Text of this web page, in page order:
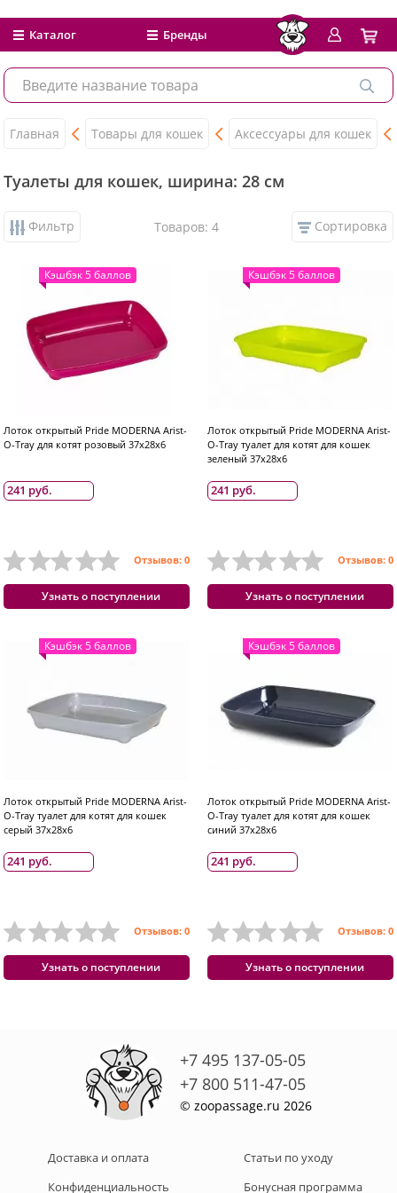
Каталог Бренды
Главная Товары для кошек Аксессуары для кошек
Туалеты для кошек, ширина: 28 см
Фильтр Товаров: 4 Сортировка
Кэшбэк 5 баллов
Лоток открытый Pride MODERNA Arist-
O-Tray для котят розовый 37x28x6
241 руб.
Отзывов: 0
Узнать о поступлении
Кэшбэк 5 баллов
Лоток открытый Pride MODERNA Arist-
O-Tray туалет для котят для кошек
зеленый 37x28x6
241 руб.
Отзывов: 0
Узнать о поступлении
Кэшбэк 5 баллов
Лоток открытый Pride MODERNA Arist-
O-Tray туалет для котят для кошек
серый 37x28x6
241 руб.
Отзывов: 0
Узнать о поступлении
Кэшбэк 5 баллов
Лоток открытый Pride MODERNA Arist-
O-Tray туалет для котят для кошек
синий 37x28x6
241 руб.
Отзывов: 0
Узнать о поступлении
+7 495 137-05-05
+7 800 511-47-05
© zoopassage.ru 2026
Доставка и оплата
Конфиденциальность
Статьи по уходу
Бонусная программа